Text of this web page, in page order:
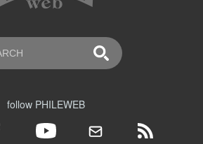
follow PHILEWEB